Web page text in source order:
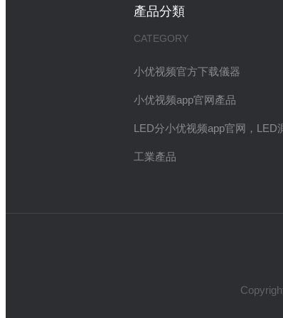
產品分類
CATEGORY
小优视频官方下载儀器
小优视频app官网產品
LED分小优视频app官网，LED
工業產品